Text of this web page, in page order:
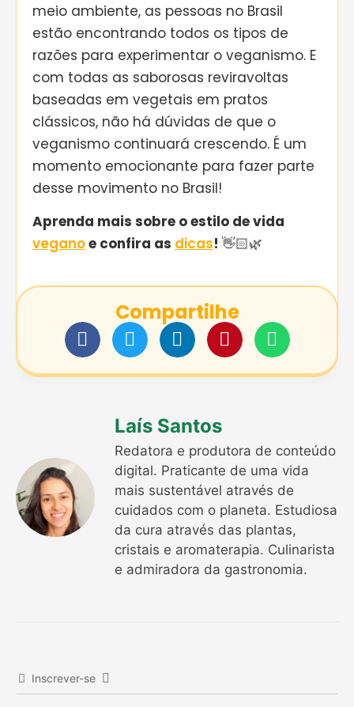
meio ambiente, as pessoas no Brasil
estão encontrando todos os tipos de
razões para experimentar o veganismo. E
com todas as saborosas reviravoltas
baseadas em vegetais em pratos
clássicos, não há dúvidas de que o
veganismo continuará crescendo. É um
momento emocionante para fazer parte
desse movimento no Brasil!
Aprenda mais sobre o estilo de vida
veganoe confira as dicas! 👋🏻🌿
Compartilhe
Laís Santos
Redatora e produtora de conteúdo
digital. Praticante de uma vida
mais sustentável através de
cuidados com o planeta. Estudiosa
da cura através das plantas,
cristais e aromaterapia. Culinarista
e admiradora da gastronomia.
Inscrever-se